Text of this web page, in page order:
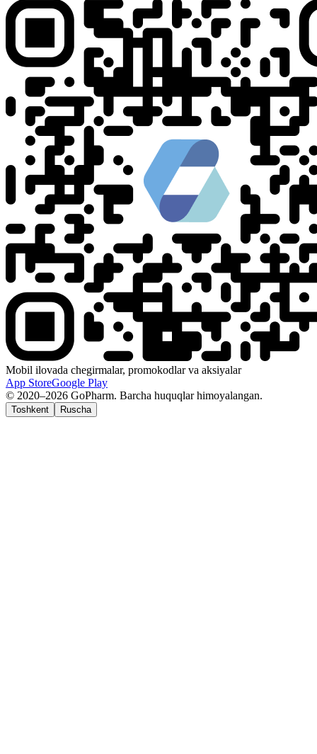
Mobil ilovada chegirmalar, promokodlar va aksiyalar
App StoreGoogle Play
© 2020–2026 GoPharm. Barcha huquqlar himoyalangan.
Toshkent Ruscha